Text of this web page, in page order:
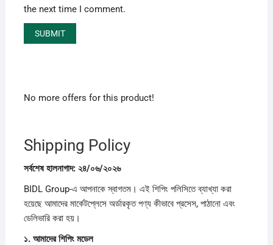
the next time I comment.
No more offers for this product!
Shipping Policy
সর্বশেষহালনাগাদ: ২৪/০৬/২০২৬
BIDL Group-এ আপনাকে স্বাগতম। এই শিপিং পলিসিতে ব্যাখ্যা করা
হয়েছে আমাদের মার্কেটপ্লেসে অর্ডারকৃত পণ্য কীভাবে প্রসেস, পাঠানো এবং
ডেলিভারি করা হয়।
১. আমাদেরশিপিং মডেল